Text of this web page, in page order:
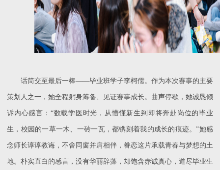
话筒交至最后一棒——毕业班学子李柯儒。作为本次赛事的主要
策划人之一，她全程躬身筹备、见证赛事成长。曲声停歇，她诚恳倾
诉内心感言：“数载学医时光，从懵懂新生到即将奔赴岗位的毕业
生，校园的一草一木、一砖一瓦，都镌刻着我的成长的痕迹。”她感
念师长谆谆教诲，不舍同窗并肩相伴，眷恋这片承载青春与梦想的土
地。朴实直白的感言，没有华丽辞藻，却饱含赤诚真心，道尽毕业生